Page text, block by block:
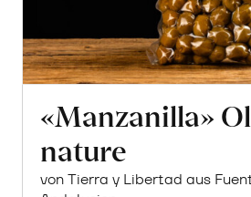
«Manzanilla»
nature
von Tierra y Libertad aus